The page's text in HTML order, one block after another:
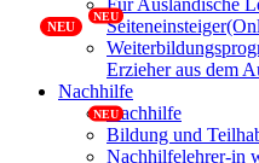
Für Ausländische
Erzieher aus dem
Nachhilfe
Nachhilfe
Bildung und
Nachhilfelehrer-in